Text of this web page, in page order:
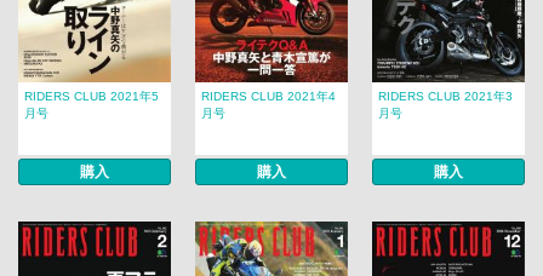
RIDERS CLUB 2021年5
月号
購入
RIDERS CLUB 2021年4
月号
購入
RIDERS CLUB 2021年3
月号
購入